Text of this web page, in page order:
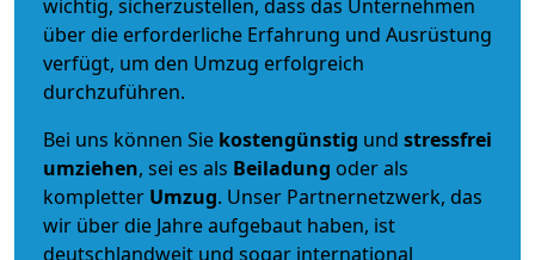
wichtig, sicherzustellen, dass das Unternehmen
über die erforderliche Erfahrung und Ausrüstung
verfügt, um den Umzug erfolgreich
durchzuführen.
Bei uns können Sie kostengünstig und stressfrei
umziehen, sei es als Beiladung oder als
kompletter Umzug. Unser Partnernetzwerk, das
wir über die Jahre aufgebaut haben, ist
deutschlandweit und sogar international